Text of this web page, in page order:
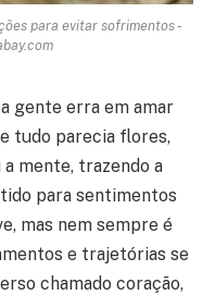
para evitar sofrimentos -
gente erra em amar
tudo parecia flores,
mente, trazendo a
para sentimentos
mas nem sempre é
e trajetórias se
chamado coração,